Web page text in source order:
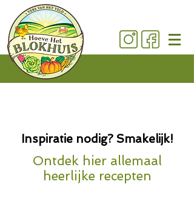
Inspiratie nodig? Smakelijk!
Ontdek hier allemaal
heerlijke recepten